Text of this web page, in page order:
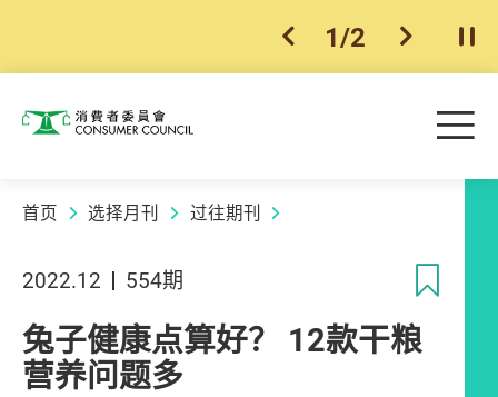
上一个
1/2 下一个开
消费者委员会 目
首页 选择月刊 过往期刊
2022.12 554期
兔子健康点算好？ 12款干粮
营养问题多